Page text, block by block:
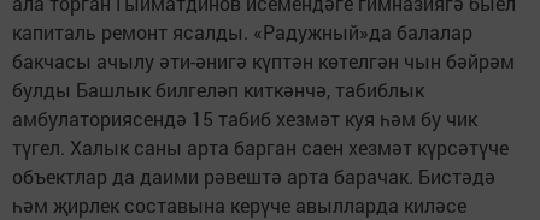
капиталь ремонт ясалды. «Радужный»да балалар
бакчасы ачылу әти-әнигә күптән көтелгән чын бәйрәм
булды Башлык билгеләп киткәнчә, табиблык
амбулаториясендә 15 табиб хезмәт куя һәм бу чик
түгел. Халык саны арта барган саен хезмәт күрсәтүче
объектлар да даими рәвештә арта барачак. Бистәдә
һәм җирлек составына керүче авылларда киләсе